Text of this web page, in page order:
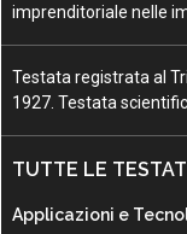
imprenditoriale nelle
Testata registrata al
1927. Testata
TUTTE LE
Applicazioni e